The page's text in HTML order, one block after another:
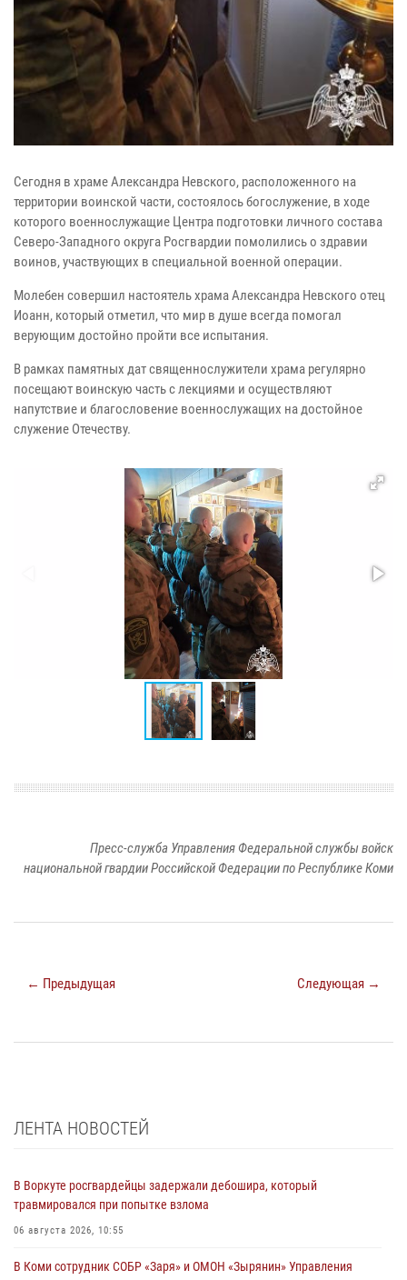
Сегодня в храме Александра Невского, расположенного на
территории воинской части, состоялось богослужение, в ходе
которого военнослужащие Центра подготовки личного состава
Северо-Западного округа Росгвардии помолились о здравии
воинов, участвующих в специальной военной операции.
Молебен совершил настоятель храма Александра Невского отец
Иоанн, который отметил, что мир в душе всегда помогал
верующим достойно пройти все испытания.
В рамках памятных дат священнослужители храма регулярно
посещают воинскую часть с лекциями и осуществляют
напутствие и благословение военнослужащих на достойное
служение Отечеству.
Пресс-служба Управления Федеральной службы войск
национальной гвардии Российской Федерации по Республике Коми
← Предыдущая Следующая →
ЛЕНТА НОВОСТЕЙ
В Воркуте росгвардейцы задержали дебошира, который
травмировался при попытке взлома
06 августа 2026, 10:55
В Коми сотрудник СОБР «Заря» и ОМОН «Зырянин» Управления